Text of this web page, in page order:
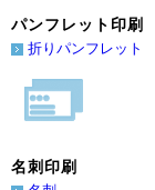
パンフレット印刷
折りパンフレット
名刺印刷